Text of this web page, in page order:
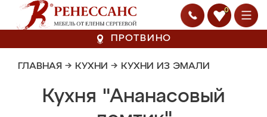
0
ПРОТВИНО
ГЛАВНАЯ → КУХНИ → КУХНИ ИЗ ЭМАЛИ
Кухня "Ананасовый